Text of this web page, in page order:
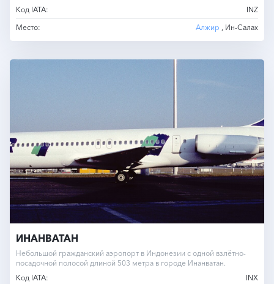
Код IATA:
INZ
Место:
Алжир , Ин-Салах
ИНАНВАТАН
Небольшой гражданский аэропорт в Индонезии с одной взлётно-
посадочной полосой длиной 503 метра в городе Инанватан.
Код IATA:
INX